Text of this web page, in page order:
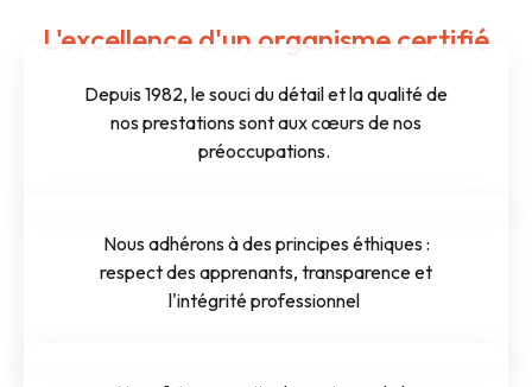
L'excellence d'un organisme certifié
Depuis 1982, le souci du détail et la qualité de
nos prestations sont aux cœurs de nos
préoccupations.
Nous adhérons à des principes éthiques :
respect des apprenants, transparence et
l'intégrité professionnel